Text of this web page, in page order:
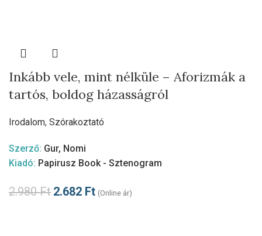
Inkább vele, mint nélküle – Aforizmák a
tartós, boldog házasságról
Irodalom, Szórakoztató
Szerző: Gur, Nomi
Kiadó: Papirusz Book - Sztenogram
2.980Ft 2.682 Ft (Online ár)